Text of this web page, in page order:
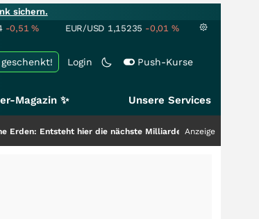
sichern.
-0,51% EUR/USD 1,15235 -0,01 %
Login Push-Kurse
Magazin ✨ Unsere Services
hier die nächste Milliardenstory?+++ Anzeige